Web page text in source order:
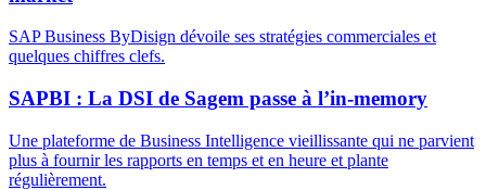
SAP Business ByDisign dévoile ses stratégies commerciales et
quelques chiffres clefs.
SAPBI : La DSI de Sagem passe à l’in-memory
Une plateforme de Business Intelligence vieillissante qui ne parvient
plus à fournir les rapports en temps et en heure et plante
régulièrement.